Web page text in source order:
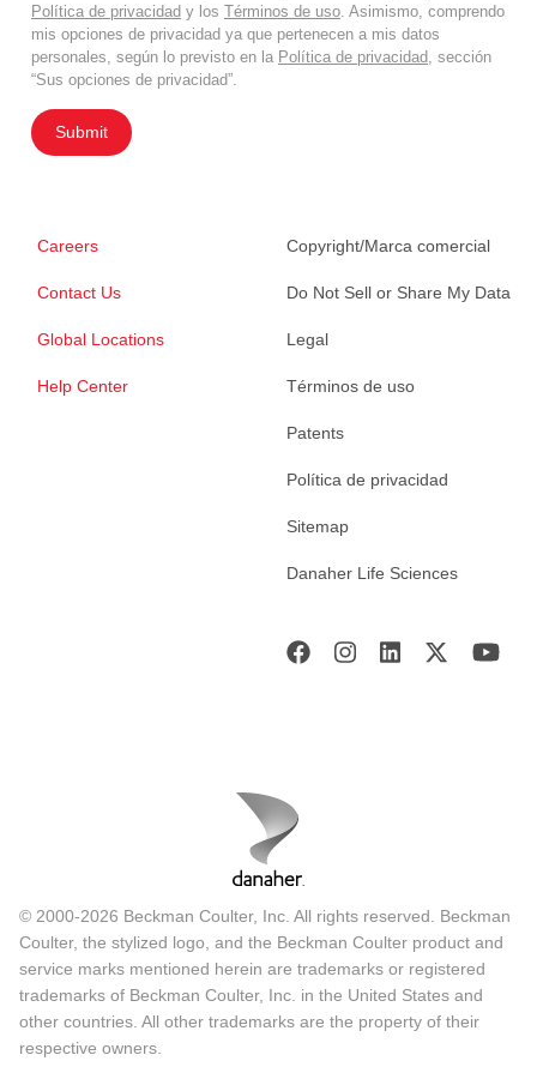
Política de privacidad y los Términos de uso. Asimismo, comprendo
mis opciones de privacidad ya que pertenecen a mis datos
personales, según lo previsto en la Política de privacidad, sección
“Sus opciones de privacidad”.
Submit
Careers
Contact Us
Global Locations
Help Center
Copyright/Marca comercial
Do Not Sell or Share My Data
Legal
Términos de uso
Patents
Política de privacidad
Sitemap
Danaher Life Sciences
© 2000-2026 Beckman Coulter, Inc. All rights reserved. Beckman
Coulter, the stylized logo, and the Beckman Coulter product and
service marks mentioned herein are trademarks or registered
trademarks of Beckman Coulter, Inc. in the United States and
other countries. All other trademarks are the property of their
respective owners.